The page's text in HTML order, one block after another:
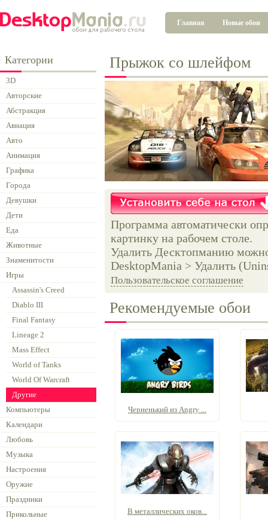
Главная Новые обои
Категории
3D
Авторские
Абстракция
Авиация
Авто
Анимация
Графика
Города
Девушки
Дети
Еда
Животные
Знаменитости
Игры
Assassin's Creed
Diablo III
Final Fantasy
Lineage 2
Mass Effect
World of Tanks
World Of Warcraft
Другие
Компьютеры
Календари
Любовь
Музыка
Настроения
Оружие
Праздники
Прикольные
Прыжок со шлейфом
Программа автоматически
картинку на рабочем столе.
Удалить Десктопманию
DesktopMania > Удалить
Пользовательское соглашение
Рекомендуемые обои
Черненький из Angry ...
В металлических оков...